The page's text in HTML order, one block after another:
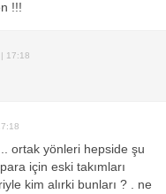
!!!
17:18
ortak yönleri hepside şu
için eski takımları
kim alırki bunları ? . ne